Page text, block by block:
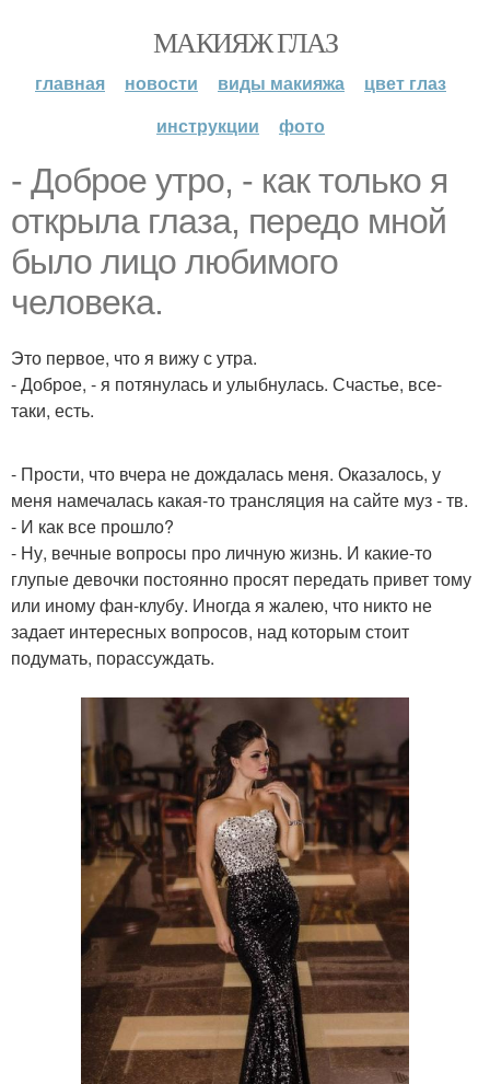
МАКИЯЖ ГЛАЗ
главная новости виды макияжа
цвет глаз
инструкции
фото
- Доброе утро, - как только я
открыла глаза, передо мной
было лицо любимого
человека.
Это первое, что я вижу с утра.
- Доброе, - я потянулась и улыбнулась. Счастье, все-
таки, есть.
- Прости, что вчера не дождалась меня. Оказалось, у
меня намечалась какая-то трансляция на сайте муз - тв.
- И как все прошло?
- Ну, вечные вопросы про личную жизнь. И какие-то
глупые девочки постоянно просят передать привет тому
или иному фан-клубу. Иногда я жалею, что никто не
задает интересных вопросов, над которым стоит
подумать, порассуждать.